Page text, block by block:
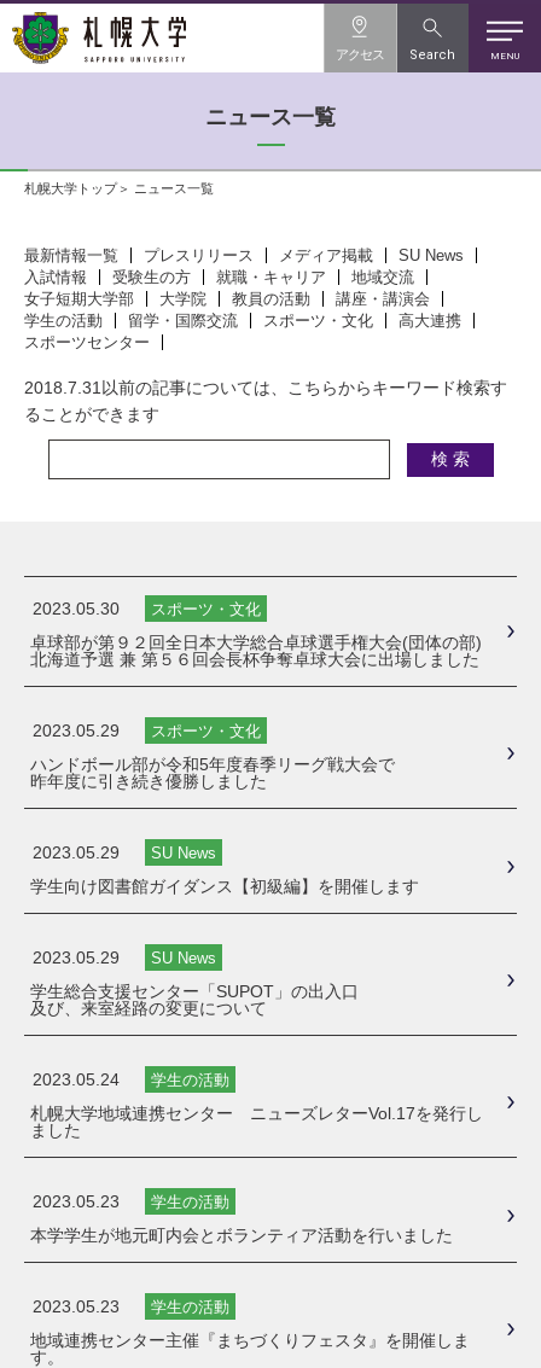
MENU
アクセス Search
ニュース一覧
札幌大学トップ ニュース一覧
最新情報一覧 プレスリリース メディア掲載
SU News
入試情報
受験生の方 就職・キャリア
地域交流
女子短期大学部
大学院 教員の活動
講座・講演会
学生の活動
留学・国際交流 スポーツ・文化
高大連携
スポーツセンター
2018.7.31以前の記事については、こちらからキーワード検索す
ることができます
2023.05.30 スポーツ・文化
卓球部が第９２回全日本大学総合卓球選手権大会(団体の部)
北海道予選 兼 第５６回会長杯争奪卓球大会に出場しました
2023.05.29 スポーツ・文化
ハンドボール部が令和5年度春季リーグ戦大会で
昨年度に引き続き優勝しました
2023.05.29 SU News
学生向け図書館ガイダンス【初級編】を開催します
2023.05.29 SU News
学生総合支援センター「SUPOT」の出入口
及び、来室経路の変更について
2023.05.24 学生の活動
札幌大学地域連携センター ニューズレターVol.17を発行し
ました
2023.05.23 学生の活動
本学学生が地元町内会とボランティア活動を行いました
2023.05.23 学生の活動
地域連携センター主催『まちづくりフェスタ』を開催しま
す。